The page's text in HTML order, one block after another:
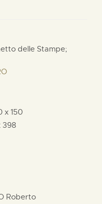
delle Stampe;
x 150
398
Roberto